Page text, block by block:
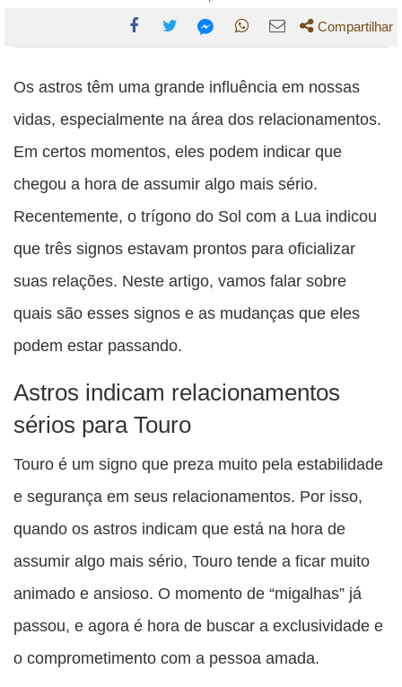
esta
publicação
Facebook
esta
publicação
Twitter
esta
publicação
esta
publicação
esta
publicação
Compartilhar
Os astros têm uma grande influência em nossas
vidas, especialmente na área dos relacionamentos.
Em certos momentos, eles podem indicar que
chegou a hora de assumir algo mais sério.
Recentemente, o trígono do Sol com a Lua indicou
que três signos estavam prontos para oficializar
suas relações. Neste artigo, vamos falar sobre
quais são esses signos e as mudanças que eles
podem estar passando.
Astros indicam relacionamentos
sérios para Touro
Touro é um signo que preza muito pela estabilidade
e segurança em seus relacionamentos. Por isso,
quando os astros indicam que está na hora de
assumir algo mais sério, Touro tende a ficar muito
animado e ansioso. O momento de “migalhas” já
passou, e agora é hora de buscar a exclusividade e
o comprometimento com a pessoa amada.